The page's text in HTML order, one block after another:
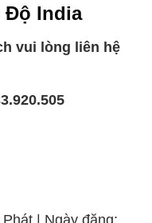
Độ India
vui lòng liên hệ
| Ngày đăng: